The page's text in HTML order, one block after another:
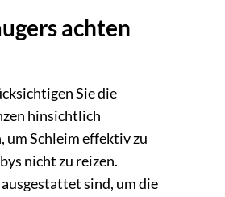
achten
Sie die
hinsichtlich
um Schleim effektiv zu
nicht zu reizen.
sind, um die